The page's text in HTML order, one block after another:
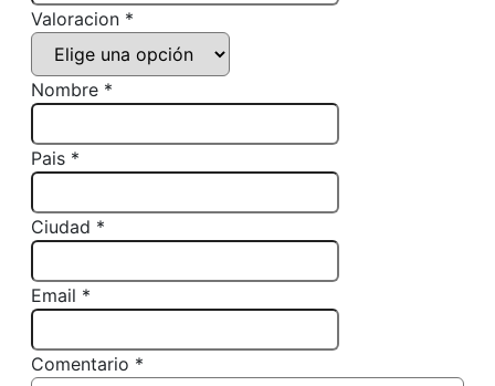
Valoracion *
Nombre *
Pais *
Ciudad *
Email *
Comentario *